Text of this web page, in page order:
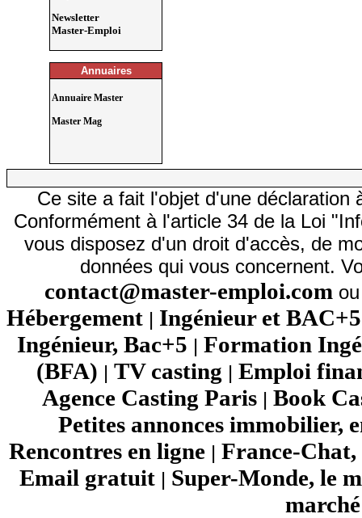
Newsletter
Master-Emploi
Annuaires
Annuaire Master
Master Mag
Ce site a fait l'objet d'une déclaration
Conformément à l'article 34 de la Loi
vous disposez d'un droit d'accès, de
données qui vous concernent.
contact@master-emploi.com
Hébergement | Ingénieur et
Ingénieur, Bac+5 | Formation
(BFA) | TV casting | Emploi
Agence Casting Paris | Book
Petites annonces immobilier,
Rencontres en ligne | France-Chat,
Email gratuit| Super-Monde, le